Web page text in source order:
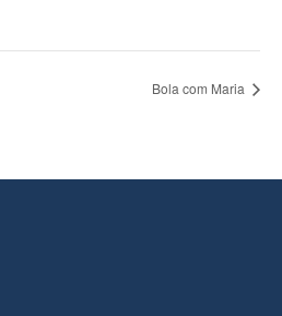
Bola com Maria